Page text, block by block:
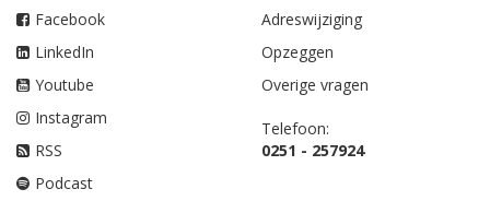
Facebook
LinkedIn
Youtube
Instagram
RSS
Podcast
Adreswijziging
Opzeggen
Overige vragen
Telefoon:
0251 - 257924